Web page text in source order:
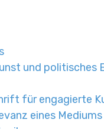
und politisches
für engagierte
eines